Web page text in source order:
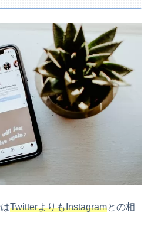
TwitterよりもInstagramとの相